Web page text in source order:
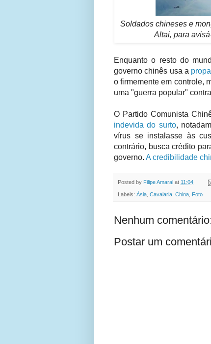
Soldados chineses e
Altai, para
Enquanto o resto do
governo chinês usa a
o firmemente em controle,
uma "guerra popular"
O Partido Comunista
indevida do surto,
vírus se instalasse às
contrário, busca crédito
governo. A credibilidade
Posted by Filipe Amaral at 11:04
Labels: Ásia Cavalaria China Foto
Nenhum
Postar um